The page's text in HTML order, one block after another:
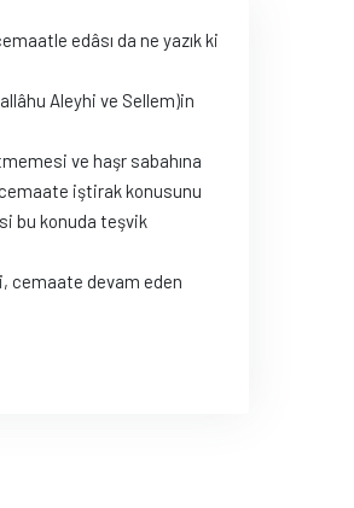
edâsı da ne yazık ki
Aleyhi ve Sellem)in
ve haşr sabahına
iştirak konusunu
bu konuda teşvik
cemaate devam eden